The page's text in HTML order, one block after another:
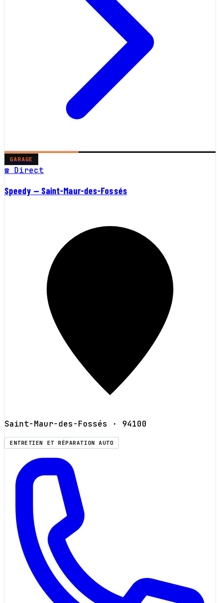
GARAGE
☎ Direct
Speedy — Saint-Maur-des-Fossés
Saint-Maur-des-Fossés · 94100
ENTRETIEN ET RÉPARATION AUTO